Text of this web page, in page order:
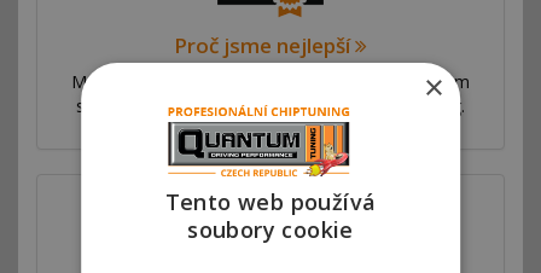
Proč jsme nejlepší
Máme síť poboček ve více než 53 zemích po celém
světě. Nabízíme výhradní autorizovaný chiptuning.
×
Tento web používá
soubory cookie